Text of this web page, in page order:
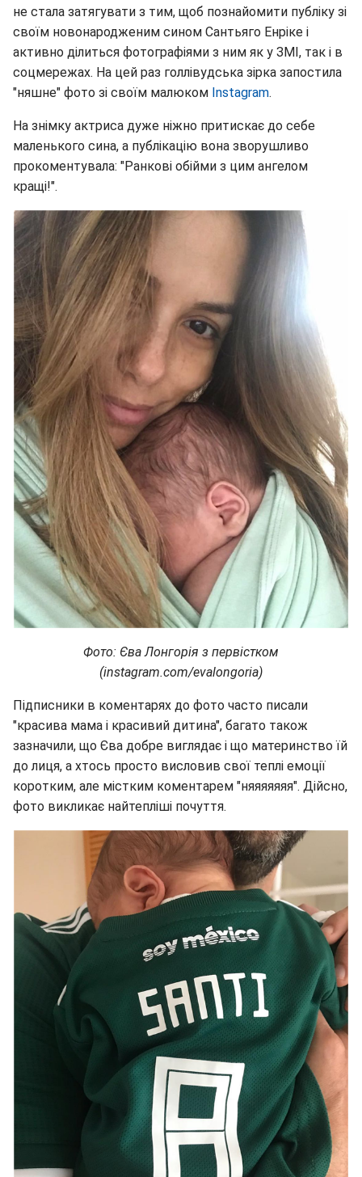
не стала затягувати з тим, щоб познайомити публіку зі
своїм новонародженим сином Сантьяго Енріке і
активно ділиться фотографіями з ним як у ЗМІ, так і в
соцмережах. На цей раз голлівудська зірка запостила
"няшне" фото зі своїм малюком Instagram.
На знімку актриса дуже ніжно притискає до себе
маленького сина, а публікацію вона зворушливо
прокоментувала: "Ранкові обійми з цим ангелом
кращі!".
Фото: Єва Лонгорія з первістком
(instagram.com/evalongoria)
Підписники в коментарях до фото часто писали
"красива мама і красивий дитина", багато також
зазначили, що Єва добре виглядає і що материнство їй
до лиця, а хтось просто висловив свої теплі емоції
коротким, але містким коментарем "няяяяяяя". Дійсно,
фото викликає найтепліші почуття.